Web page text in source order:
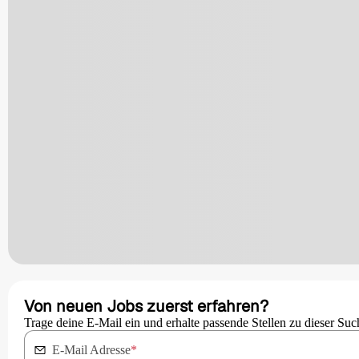
Von neuen Jobs zuerst erfahren?
Trage deine E-Mail ein und erhalte passende Stellen zu dieser
E-Mail Adresse*